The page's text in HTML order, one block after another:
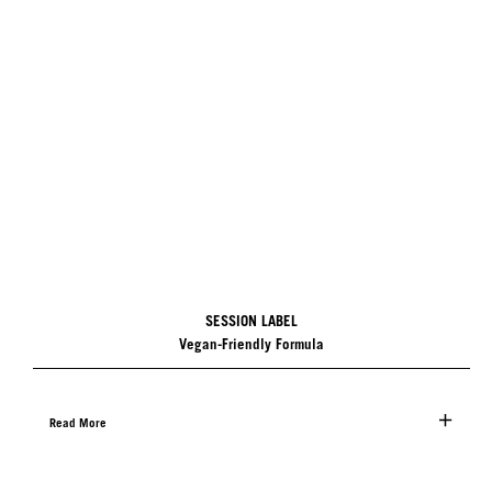
SESSION LABEL
Vegan-Friendly Formula
Read More